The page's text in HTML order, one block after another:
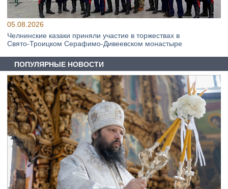
05.08.2026
Челнинские казаки приняли участие в торжествах в
Свято‑Троицком Серафимо‑Дивеевском монастыре
ПОПУЛЯРНЫЕ НОВОСТИ